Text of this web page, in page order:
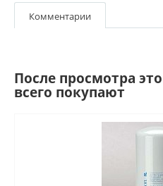
Комментарии
После просмотра
всего покупают